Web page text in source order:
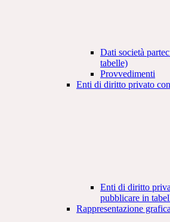
Dati società
tabelle)
Provvedimenti
Enti di diritto privato
Enti di diritto
pubblicare in
Rappresentazione grafica